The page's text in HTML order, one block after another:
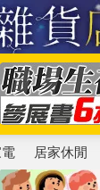
居家休閒